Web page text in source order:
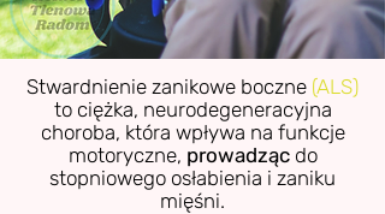
Stwardnienie zanikowe boczne (ALS)
to ciężka, neurodegeneracyjna
choroba, która wpływa na funkcje
motoryczne, prowadzącdo
stopniowego osłabienia i zaniku
mięśni.